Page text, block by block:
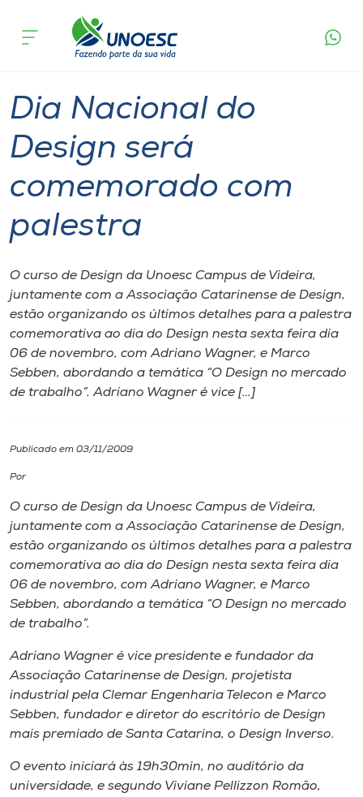
Cursos
Pesquisa
Atendimento ao Estudante
Portal de Ensino
A
Unoesc
Internacionalização
I.nova
Diplomados
CPA
Biblioteca
Rádio
Museu
Unoesc
acontece
Dia Nacional do
Design será
comemorado com
palestra
O curso de Design da Unoesc Campus de Videira,
juntamente com a Associação Catarinense de Design,
estão organizando os últimos detalhes para a palestra
comemorativa ao dia do Design nesta sexta feira dia
06 de novembro, com Adriano Wagner, e Marco
Sebben, abordando a temática “O Design no mercado
de trabalho”. Adriano Wagner é vice […]
Publicado em 03/11/2009
Por
O curso de Design da Unoesc Campus de Videira,
juntamente com a Associação Catarinense de Design,
estão organizando os últimos detalhes para a palestra
comemorativa ao dia do Design nesta sexta feira dia
06 de novembro, com Adriano Wagner, e Marco
Sebben, abordando a temática “O Design no mercado
de trabalho”.
Adriano Wagner é vice presidente e fundador da
Associação Catarinense de Design, projetista
industrial pela Clemar Engenharia Telecon e Marco
Sebben, fundador e diretor do escritório de Design
mais premiado de Santa Catarina, o Design Inverso.
O evento iniciará às 19h30min, no auditório da
universidade, e segundo Viviane Pellizzon Romão,